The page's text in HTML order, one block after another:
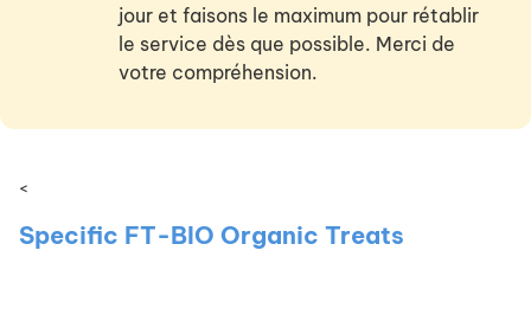
jour et faisons le maximum pour rétablir
le service dès que possible. Merci de
votre compréhension.
<
Specific FT-BIO Organic Treats